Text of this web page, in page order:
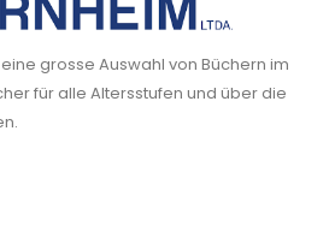
grosse Auswahl von Büchern im
für alle Altersstufen und über die